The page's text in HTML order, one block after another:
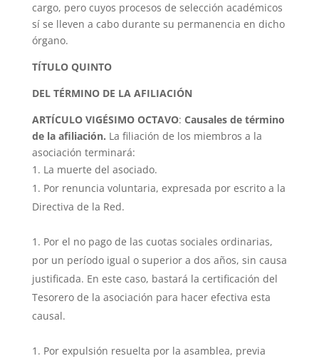
cargo, pero cuyos procesos de selección académicos
sí se lleven a cabo durante su permanencia en dicho
órgano.
TÍTULO QUINTO
DEL TÉRMINO DE LA AFILIACIÓN
ARTÍCULO VIGÉSIMO OCTAVO: Causales de término
de la afiliación. La filiación de los miembros a la
asociación terminará:
La muerte del asociado.
Por renuncia voluntaria, expresada por escrito a la
Directiva de la Red.
Por el no pago de las cuotas sociales ordinarias,
por un período igual o superior a dos años, sin causa
justificada. En este caso, bastará la certificación del
Tesorero de la asociación para hacer efectiva esta
causal.
Por expulsión resuelta por la asamblea, previa